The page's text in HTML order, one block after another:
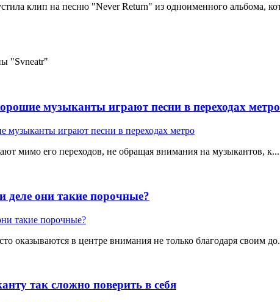
клип на песню "Never Return" из одноименного альбома,
"Svneatr"
музыканты играют песни в переходах метро
мимо его переходов, не обращая внимания на музыкантов, к...
деле они такие порочные?
оказываются в центре внимания не только благодаря своим
так сложно поверить в себя